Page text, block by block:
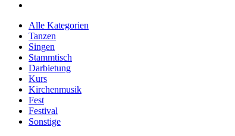
Alle Kategorien
Tanzen
Singen
Stammtisch
Darbietung
Kurs
Kirchenmusik
Fest
Festival
Sonstige